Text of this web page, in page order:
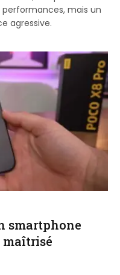
mais un
agressive.
smartphone